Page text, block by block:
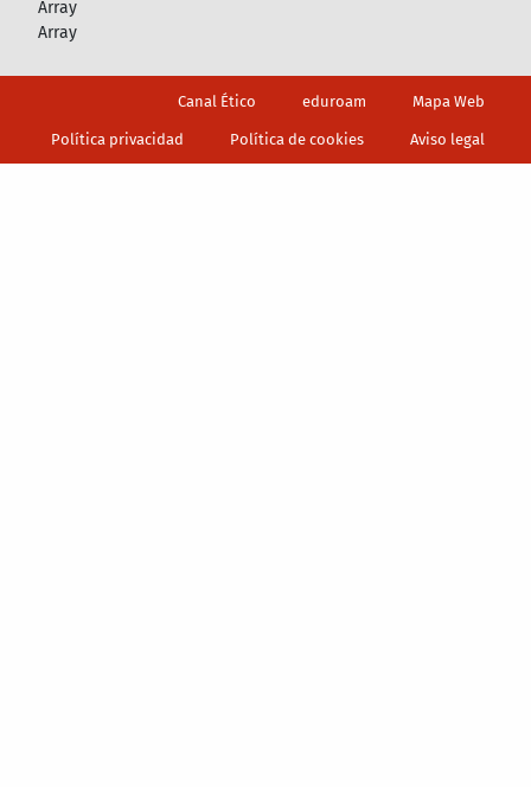
Array
Array
Canal Ético eduroam Mapa Web
Política privacidad Política de cookies Aviso legal